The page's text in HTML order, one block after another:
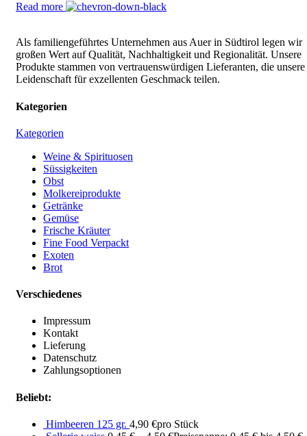
Read more
Als familiengeführtes Unternehmen aus Auer in Südtirol legen wir
großen Wert auf Qualität, Nachhaltigkeit und Regionalität. Unsere
Produkte stammen von vertrauenswürdigen Lieferanten, die unsere
Leidenschaft für exzellenten Geschmack teilen.
Kategorien
Kategorien
Weine & Spirituosen
Süssigkeiten
Obst
Molkereiprodukte
Getränke
Gemüse
Frische Kräuter
Fine Food Verpackt
Exoten
Brot
Verschiedenes
Impressum
Kontakt
Lieferung
Datenschutz
Zahlungsoptionen
Beliebt:
Himbeeren 125 gr. 4,90 €pro Stück